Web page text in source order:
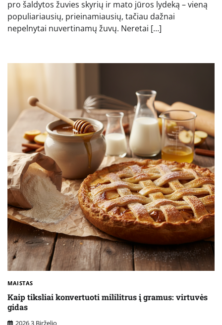
pro šaldytos žuvies skyrių ir mato jūros lydeką – vieną
populiariausių, prieinamiausių, tačiau dažnai
nepelnytai nuvertinamų žuvų. Neretai […]
MAISTAS
Kaip tiksliai konvertuoti mililitrus į gramus: virtuvės
gidas